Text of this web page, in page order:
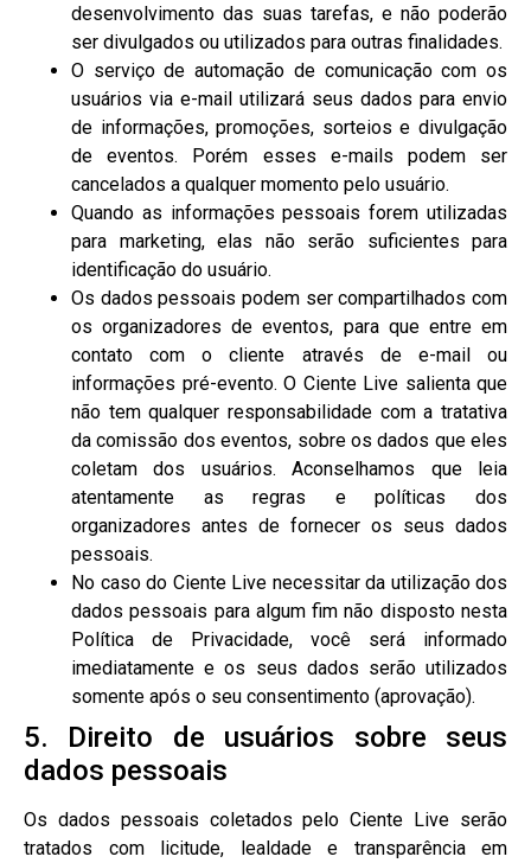
desenvolvimento das suas tarefas, e não poderão
ser divulgados ou utilizados para outras finalidades.
O serviço de automação de comunicação com os
usuários via e-mail utilizará seus dados para envio
de informações, promoções, sorteios e divulgação
de eventos. Porém esses e-mails podem ser
cancelados a qualquer momento pelo usuário.
Quando as informações pessoais forem utilizadas
para marketing, elas não serão suficientes para
identificação do usuário.
Os dados pessoais podem ser compartilhados com
os organizadores de eventos, para que entre em
contato com o cliente através de e-mail ou
informações pré-evento. O Ciente Live salienta que
não tem qualquer responsabilidade com a tratativa
da comissão dos eventos, sobre os dados que eles
coletam dos usuários. Aconselhamos que leia
atentamente as regras e políticas dos
organizadores antes de fornecer os seus dados
pessoais.
No caso do Ciente Live necessitar da utilização dos
dados pessoais para algum fim não disposto nesta
Política de Privacidade, você será informado
imediatamente e os seus dados serão utilizados
somente após o seu consentimento (aprovação).
5. Direito de usuários sobre seus
dados pessoais
Os dados pessoais coletados pelo Ciente Live serão
tratados com licitude, lealdade e transparência em